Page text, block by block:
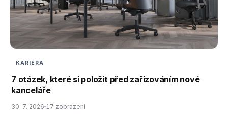
KARIÉRA
7 otázek, které si položit před zařizováním nové
kanceláře
30. 7. 2026 17 zobrazení